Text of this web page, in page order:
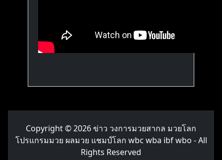
Copyright © 2026ข่าว วงการมวยสากล มวยโลก
โปรแกรมมวย ผลมวย แชมป์โลก wbc wba ibf wbo - All
Rights Reserved